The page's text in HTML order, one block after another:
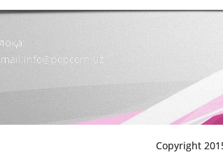
Copyright